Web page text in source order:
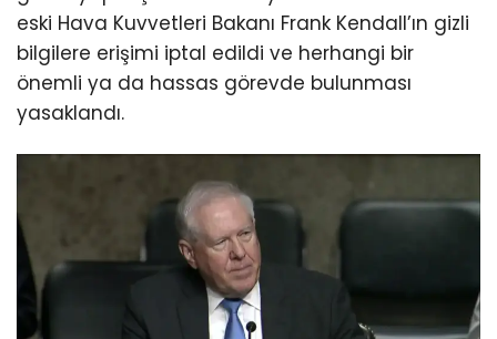
eski Hava Kuvvetleri Bakanı Frank Kendall’ın gizli
bilgilere erişimi iptal edildi ve herhangi bir
önemli ya da hassas görevde bulunması
yasaklandı.